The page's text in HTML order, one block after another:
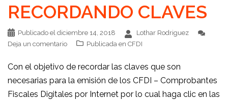
RECORDANDO CLAVES
Publicado el diciembre 14, 2018
Lothar Rodriguez
Deja un comentario
Publicada en CFDI
Con el objetivo de recordar las claves que son
necesarias para la emisión de los CFDI – Comprobantes
Fiscales Digitales por Internet por lo cual haga clic en las